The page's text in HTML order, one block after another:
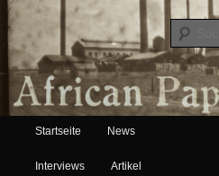
African Paper
Hauptmenü
Zum Inhalt wechseln
Zum sekundären Inhalt wechseln
Startseite News
Interviews Artikel